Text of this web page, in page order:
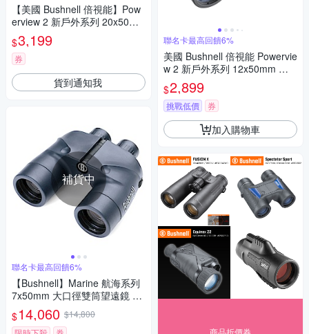
【美國 Bushnell 倍視能】Pow
erview 2 新戶外系列 20x50mm
大口徑高倍雙筒望遠鏡 PWV20
50
$3,199
券
貨到通知我
補貨中
聯名卡最高回饋6%
【Bushnell】Marine 航海系列
7x50mm 大口徑雙筒望遠鏡 一
般型 137501 (公司貨)
$14,060 $14,800
聯名卡最高回饋6%
美國 Bushnell 倍視能 Powervie
w 2 新戶外系列 12x50mm 大
口徑高倍雙筒望遠鏡 PWV1250
公司貨
$2,899
挑戰低價 券
加入購物車